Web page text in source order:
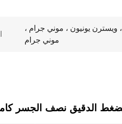
L / C ، D / A ، D / P ، T / T ، ويسترن يونيون ، موني جرام ،
موني جرام